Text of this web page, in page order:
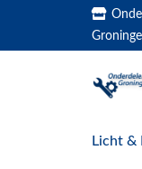
Licht &